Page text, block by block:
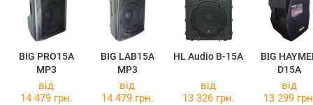
BIG PRO15A
MP3
BIG LAB15A
MP3
HL Audio B-15A
BIG
D15A
від
14 479 грн.
від
14 479 грн.
від
13 326 грн.
від
13 299